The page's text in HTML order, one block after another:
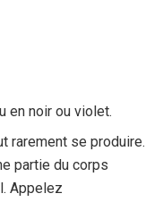
en noir ou violet.
rarement se produire.
partie du corps
Appelez